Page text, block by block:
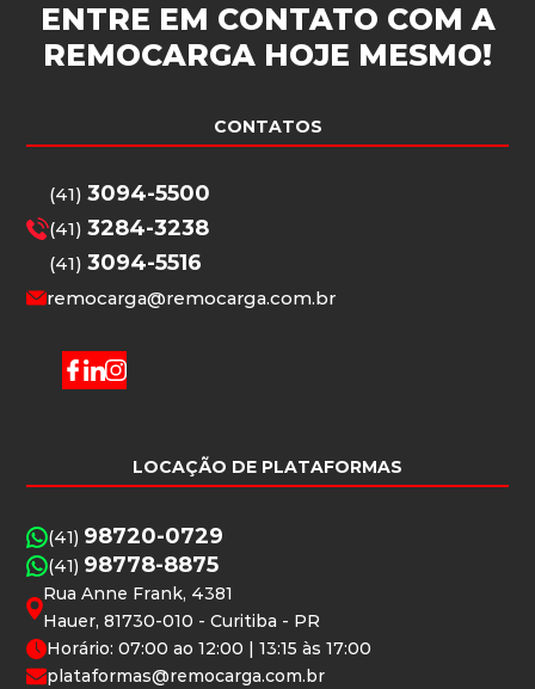
ENTRE EM CONTATO COM A
REMOCARGA HOJE MESMO!
CONTATOS
(41)3094-5500
(41)3284-3238
(41)3094-5516
remocarga@remocarga.com.br
LOCAÇÃO DE PLATAFORMAS
(41) 98720-0729
(41) 98778-8875
Rua Anne Frank, 4381
Hauer, 81730-010 - Curitiba - PR
Horário: 07:00 ao 12:00 | 13:15 às 17:00
plataformas@remocarga.com.br